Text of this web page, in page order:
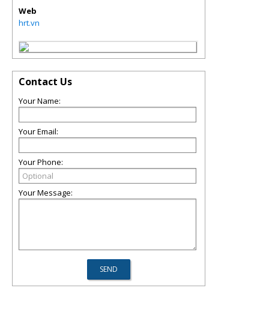
Web
hrt.vn
Contact Us
Your Name:
Your Email:
Your Phone:
Your Message: